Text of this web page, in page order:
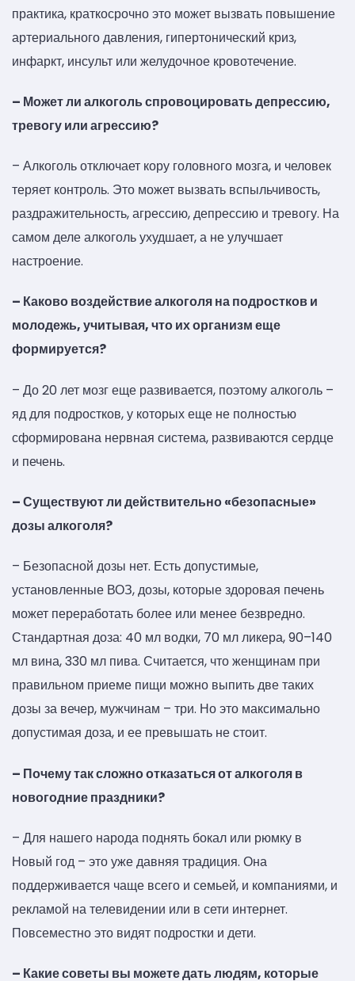
практика, краткосрочно это может вызвать повышение
артериального давления, гипертонический криз,
инфаркт, инсульт или желудочное кровотечение.
– Может ли алкоголь спровоцировать депрессию,
тревогу или агрессию?
– Алкоголь отключает кору головного мозга, и человек
теряет контроль. Это может вызвать вспыльчивость,
раздражительность, агрессию, депрессию и тревогу. На
самом деле алкоголь ухудшает, а не улучшает
настроение.
– Каково воздействие алкоголя на подростков и
молодежь, учитывая, что их организм еще
формируется?
– До 20 лет мозг еще развивается, поэтому алкоголь –
яд для подростков, у которых еще не полностью
сформирована нервная система, развиваются сердце
и печень.
– Существуют ли действительно «безопасные»
дозы алкоголя?
– Безопасной дозы нет. Есть допустимые,
установленные ВОЗ, дозы, которые здоровая печень
может переработать более или менее безвредно.
Стандартная доза: 40 мл водки, 70 мл ликера, 90–140
мл вина, 330 мл пива. Считается, что женщинам при
правильном приеме пищи можно выпить две таких
дозы за вечер, мужчинам – три. Но это максимально
допустимая доза, и ее превышать не стоит.
– Почему так сложно отказаться от алкоголя в
новогодние праздники?
– Для нашего народа поднять бокал или рюмку в
Новый год – это уже давняя традиция. Она
поддерживается чаще всего и семьей, и компаниями, и
рекламой на телевидении или в сети интернет.
Повсеместно это видят подростки и дети.
– Какие советы вы можете дать людям, которые